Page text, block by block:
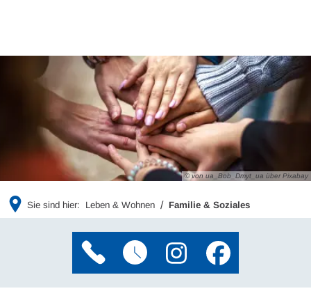
© von ua_Bob_Dmyt_ua über Pixabay
Sie sind hier: Leben & Wohnen Familie & Soziales